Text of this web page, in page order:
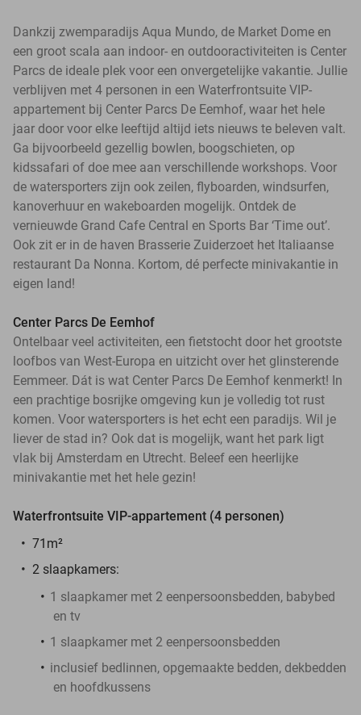
Dankzij zwemparadijs Aqua Mundo, de Market Dome en
een groot scala aan indoor- en outdooractiviteiten is Center
Parcs de ideale plek voor een onvergetelijke vakantie. Jullie
verblijven met 4 personen in een Waterfrontsuite VIP-
appartement bij Center Parcs De Eemhof, waar het hele
jaar door voor elke leeftijd altijd iets nieuws te beleven valt.
Ga bijvoorbeeld gezellig bowlen, boogschieten, op
kidssafari of doe mee aan verschillende workshops. Voor
de watersporters zijn ook zeilen, flyboarden, windsurfen,
kanoverhuur en wakeboarden mogelijk. Ontdek de
vernieuwde Grand Cafe Central en Sports Bar ‘Time out’.
Ook zit er in de haven Brasserie Zuiderzoet het Italiaanse
restaurant Da Nonna. Kortom, dé perfecte minivakantie in
eigen land!
Center Parcs De Eemhof
Ontelbaar veel activiteiten, een fietstocht door het grootste
loofbos van West-Europa en uitzicht over het glinsterende
Eemmeer. Dát is wat Center Parcs De Eemhof kenmerkt! In
een prachtige bosrijke omgeving kun je volledig tot rust
komen. Voor watersporters is het echt een paradijs. Wil je
liever de stad in? Ook dat is mogelijk, want het park ligt
vlak bij Amsterdam en Utrecht. Beleef een heerlijke
minivakantie met het hele gezin!
Waterfrontsuite VIP-appartement (4 personen)
71m²
2 slaapkamers:
1 slaapkamer met 2 eenpersoonsbedden, babybed
en tv
1 slaapkamer met 2 eenpersoonsbedden
inclusief bedlinnen, opgemaakte bedden, dekbedden
en hoofdkussens